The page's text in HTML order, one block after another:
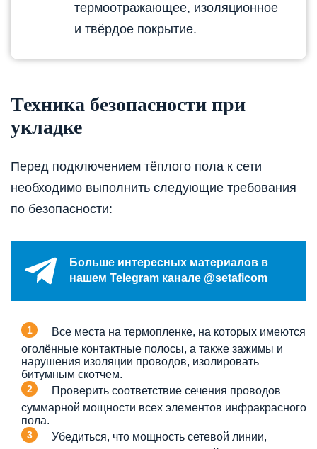
термоотражающее, изоляционное
и твёрдое покрытие.
Техника безопасности при
укладке
Перед подключением тёплого пола к сети
необходимо выполнить следующие требования
по безопасности:
Больше интересных материалов в
нашем Telegram канале @setaficom
Все места на термопленке, на которых имеются
оголённые контактные полосы, а также зажимы и
нарушения изоляции проводов, изолировать
битумным скотчем.
Проверить соответствие сечения проводов
суммарной мощности всех элементов инфракрасного
пола.
Убедиться, что мощность сетевой линии,